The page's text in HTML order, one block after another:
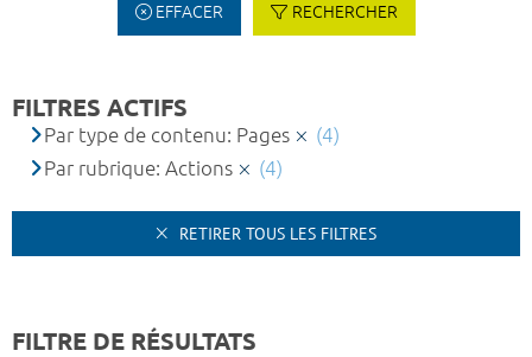
EFFACER RECHERCHER
FILTRES ACTIFS
Par type de contenu: Pages
(4)
Par rubrique: Actions
(4)
RETIRER TOUS LES FILTRES
FILTRE DE RÉSULTATS